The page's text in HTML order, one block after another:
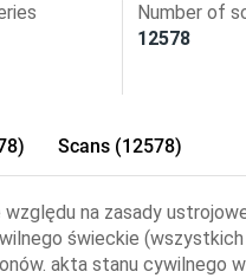
Number of
12578
Scans (12578)
względu na zasady
świeckie (wszystkich
akta stanu cywilnego